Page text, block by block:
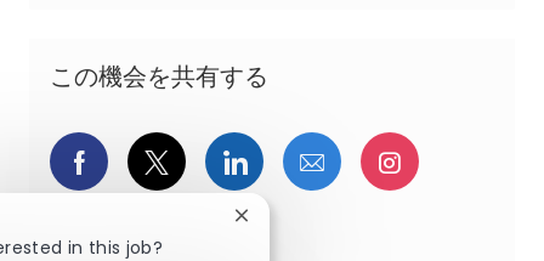
この機会を共有する
Facebookでシェア
ツイッターで共有
LinkedInで共有
メールで共有Instagram
pinterestでシェア
in this job?
Close chatbot notification